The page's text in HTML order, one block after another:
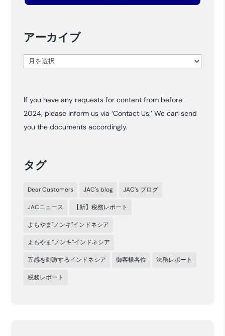
アーカイブ
ア
イ
ブ
If you have any requests for content from before
2024, please inform us via ‘Contact Us.’ We can send
you the documents accordingly.
タグ
Dear Customers JAC's blog JAC's ブログ
JACニュース 【新】税務レポート
よもやま"ノンキ"インドネシア
よもやま”ノンキ”インドネシア
五感を刺激するインドネシア 御客様各位 法務レポート
税務レポート